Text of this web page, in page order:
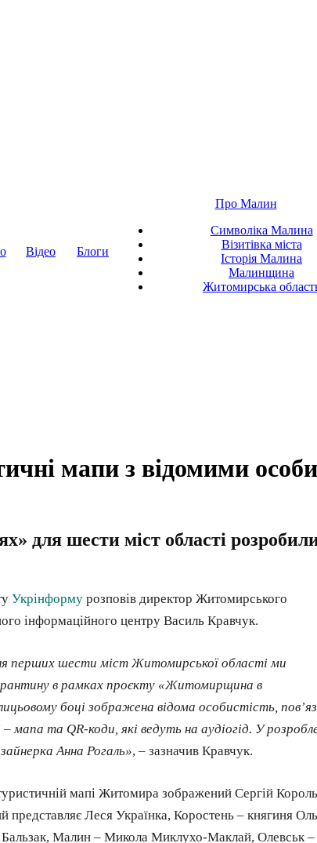
Відео Блоги
Про Малин
Символіка Малина
Візитівка міста
Історія Малина
Малинщина
Житомирська
мапи з відомими
для шести міст області
Укрінформу розповів директор Житомирського
інформаційного центру Василь Кравчук.
перших шести міст Житомирської області ми
в рамках проєкту «Житомирщина в
боці зображена відома особистість,
мапа та QR-коди, які ведуть на аудіогід. У
Анна Рогаль», – зазначив Кравчук.
мапі Житомира зображений Сергій
представляє Леся Українка, Коростень – княгиня
Малин – Микола Миклухо-Маклай, Олевськ –